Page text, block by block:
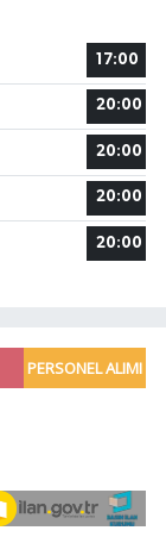
17:00
20:00
20:00
20:00
20:00
TOKİ Konut